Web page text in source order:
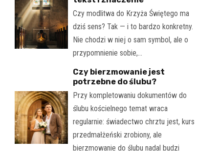
Czy modlitwa do Krzyża Świętego ma
dziś sens? Tak — i to bardzo konkretny.
Nie chodzi w niej o sam symbol, ale o
przypomnienie sobie,…
Czy bierzmowanie jest
potrzebne do ślubu?
Przy kompletowaniu dokumentów do
ślubu kościelnego temat wraca
regularnie: świadectwo chrztu jest, kurs
przedmałżeński zrobiony, ale
bierzmowanie do ślubu nadal budzi